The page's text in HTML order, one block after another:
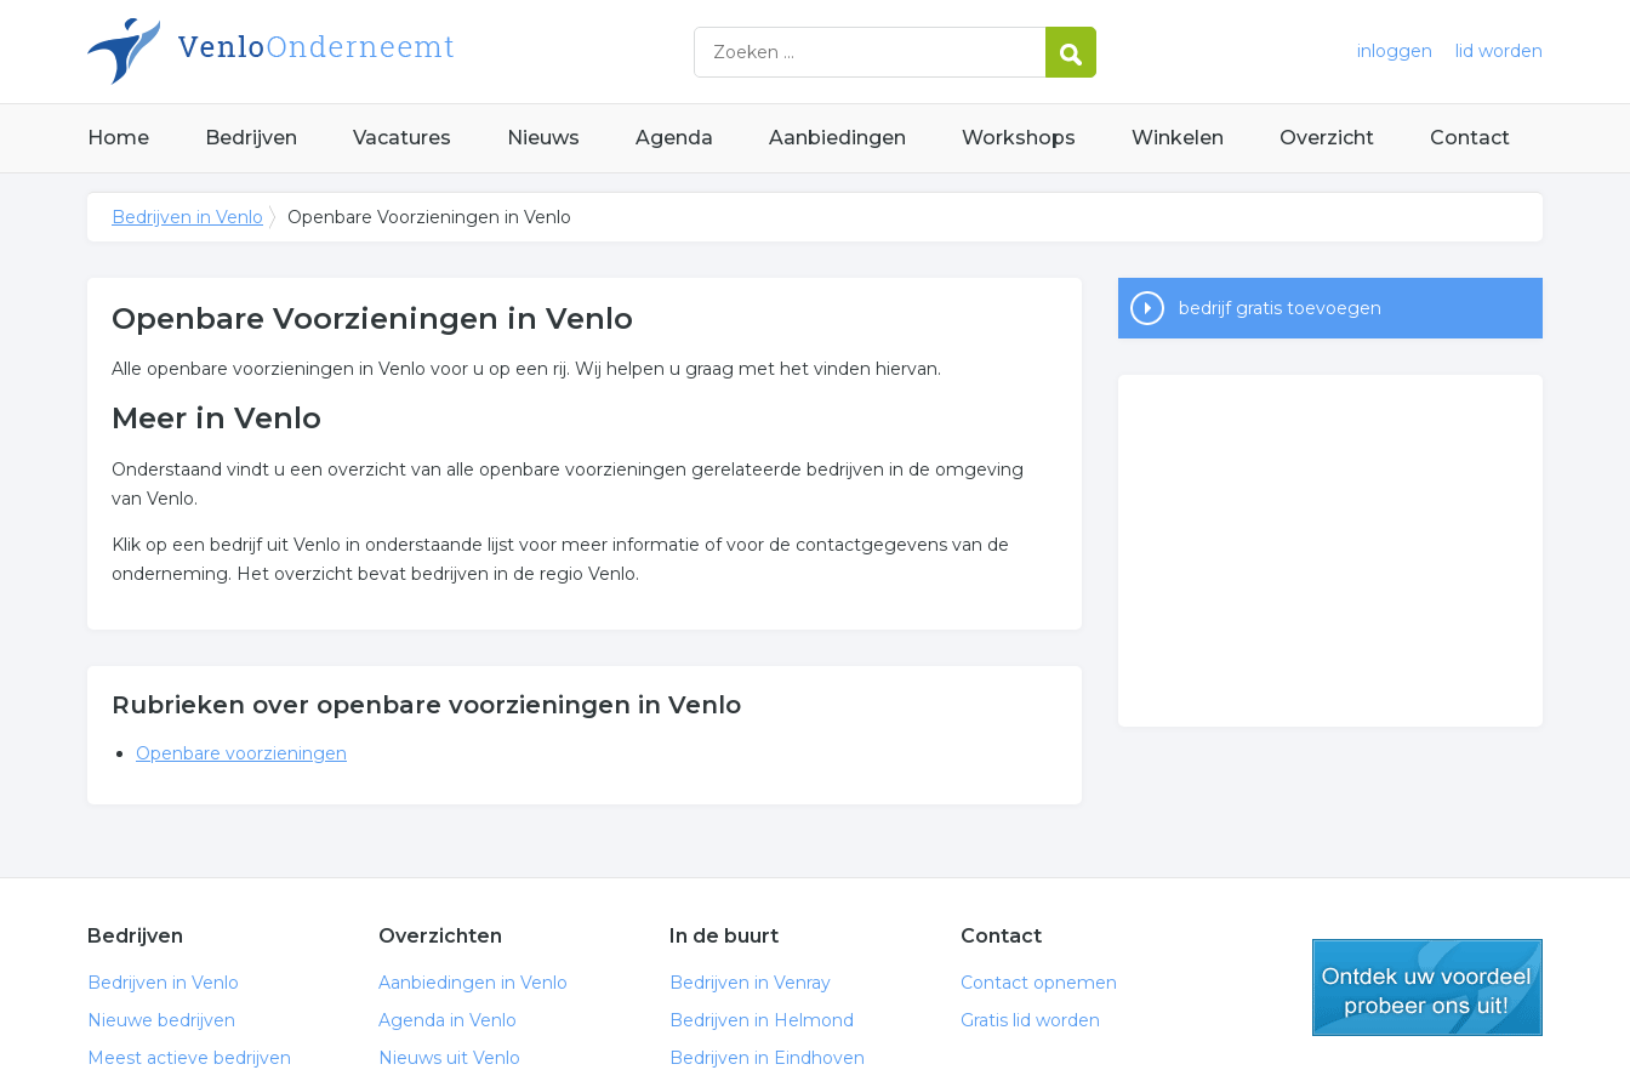
inloggen lid worden
Home Bedrijven Vacatures Nieuws Agenda Aanbiedingen Workshops Winkelen Overzicht Contact
Bedrijven in Venlo Openbare Voorzieningen in Venlo
Openbare Voorzieningen in Venlo
Alle openbare voorzieningen in Venlo voor u op een rij. Wij helpen u graag met het vinden hiervan.
Meer in Venlo
Onderstaand vindt u een overzicht van alle openbare voorzieningen gerelateerde bedrijven in de omgeving
van Venlo.
Klik op een bedrijf uit Venlo in onderstaande lijst voor meer informatie of voor de contactgegevens van de
onderneming. Het overzicht bevat bedrijven in de regio Venlo.
Rubrieken over openbare voorzieningen in Venlo
Openbare voorzieningen
bedrijf gratis toevoegen
Bedrijven
Bedrijven in Venlo
Nieuwe bedrijven
Meest actieve bedrijven
Overzichten
Aanbiedingen in Venlo
Agenda in Venlo
Nieuws uit Venlo
In de buurt
Bedrijven in Venray
Bedrijven in Helmond
Bedrijven in Eindhoven
Contact
Contact opnemen
Gratis lid worden